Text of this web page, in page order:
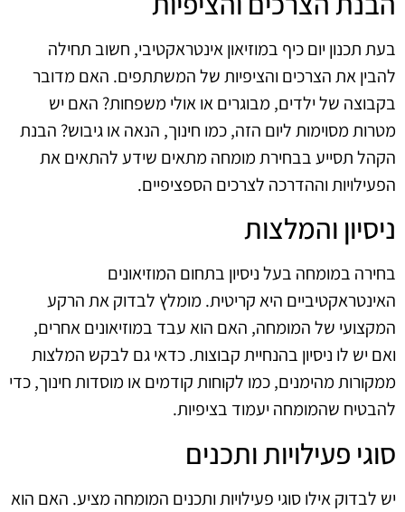
בעת תכנון יום כיף במוזיאון אינטראקטיבי, חשוב תחילה
להבין את הצרכים והציפיות של המשתתפים. האם מדובר
בקבוצה של ילדים, מבוגרים או אולי משפחות? האם יש
מטרות מסוימות ליום הזה, כמו חינוך, הנאה או גיבוש? הבנת
הקהל תסייע בבחירת מומחה מתאים שידע להתאים את
הפעילויות וההדרכה לצרכים הספציפיים.
ניסיון והמלצות
בחירה במומחה בעל ניסיון בתחום המוזיאונים
האינטראקטיביים היא קריטית. מומלץ לבדוק את הרקע
המקצועי של המומחה, האם הוא עבד במוזיאונים אחרים,
ואם יש לו ניסיון בהנחיית קבוצות. כדאי גם לבקש המלצות
ממקורות מהימנים, כמו לקוחות קודמים או מוסדות חינוך, כדי
להבטיח שהמומחה יעמוד בציפיות.
סוגי פעילויות ותכנים
יש לבדוק אילו סוגי פעילויות ותכנים המומחה מציע. האם הוא